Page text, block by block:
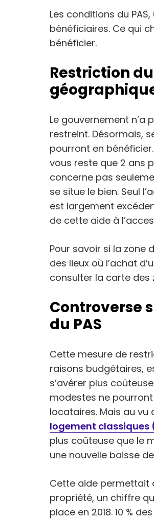
Les conditions du
bénéficiaires. Ce qui
bénéficier.
Restriction
Le gouvernement n’a
restreint. Désormais,
pourront en
vous reste que 2 ans
concerne pas
se situe le bien. Seul
est largement
de cette aide à
Pour savoir si la zone
des lieux où l’achat
consulter la carte des
Controverse
du PAS
Cette mesure de
raisons budgétaires,
s’avérer plus
modestes ne
locataires. Mais au vu
logement classiques
plus coûteuse que le
une nouvelle baisse
Cette aide permettait
propriété, un chiffre
place en 2018. 10 %